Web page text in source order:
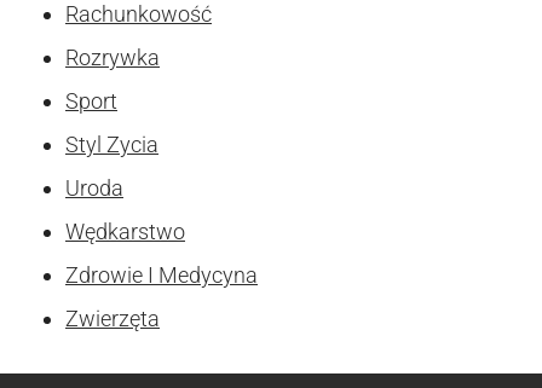
Rachunkowość
Rozrywka
Sport
Styl Zycia
Uroda
Wędkarstwo
Zdrowie I Medycyna
Zwierzęta